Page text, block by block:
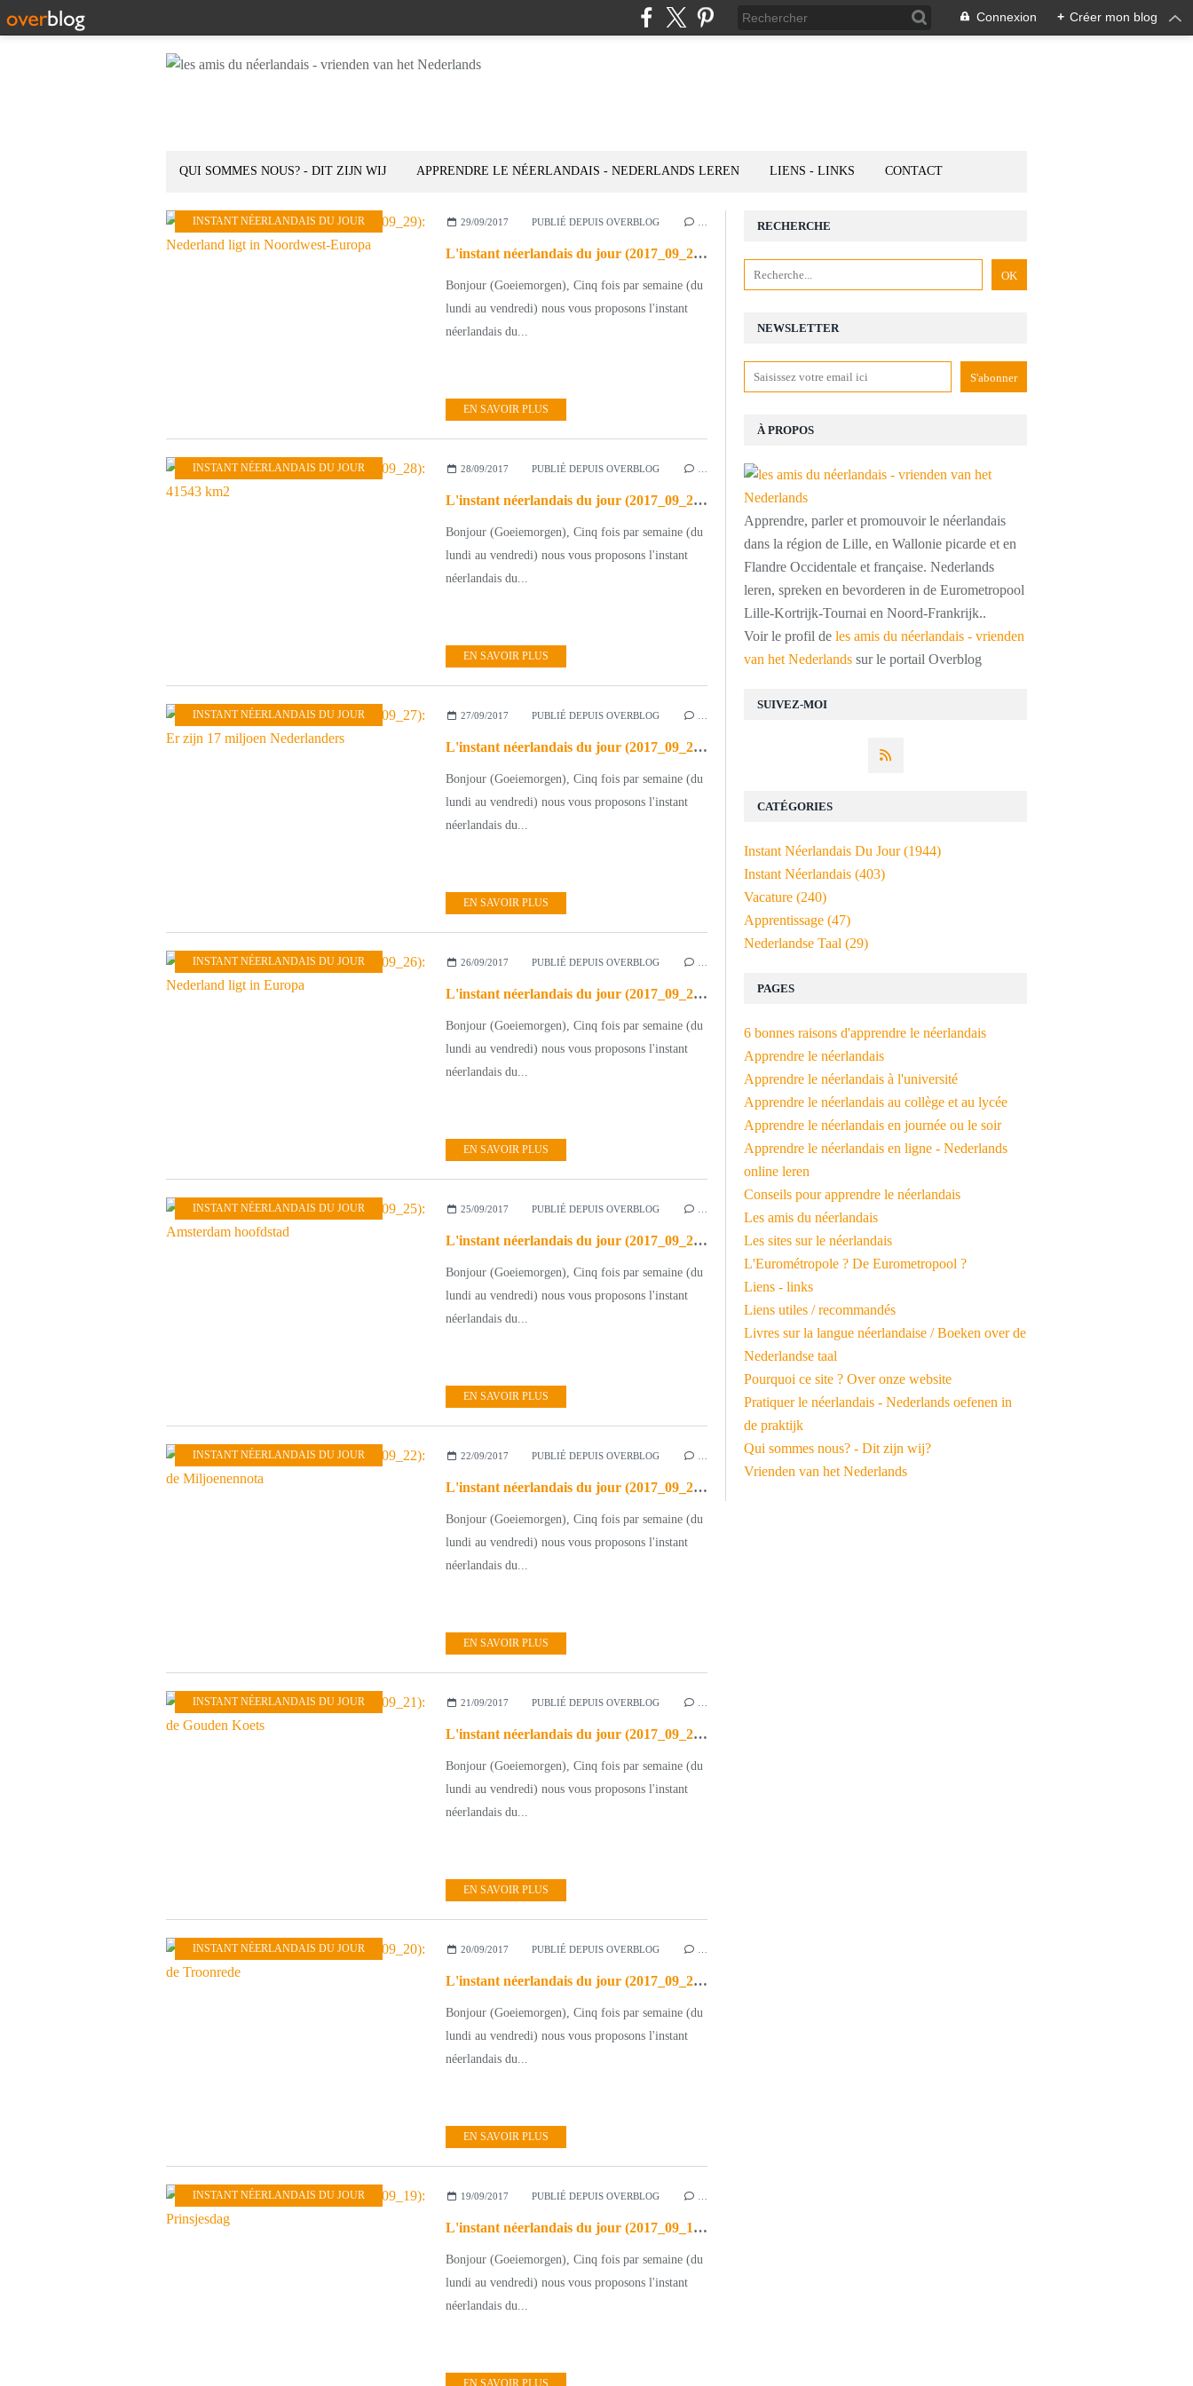
Connexion + Créer mon blog
QUI SOMMES NOUS? - DIT ZIJN WIJ APPRENDRE LE NÉERLANDAIS - NEDERLANDS LEREN LIENS - LINKS CONTACT
INSTANT NÉERLANDAIS DU JOUR 29/09/2017 PUBLIÉ DEPUIS OVERBLOG
L'instant néerlandais du jour (2017_09_29): Nederland ligt in Noordwest-Europa
Bonjour (Goeiemorgen), Cinq fois par semaine (du
lundi au vendredi) nous vous proposons l'instant
néerlandais du...
EN SAVOIR PLUS
INSTANT NÉERLANDAIS DU JOUR 28/09/2017 PUBLIÉ DEPUIS OVERBLOG
L'instant néerlandais du jour (2017_09_28): 41543 km2
Bonjour (Goeiemorgen), Cinq fois par semaine (du
lundi au vendredi) nous vous proposons l'instant
néerlandais du...
EN SAVOIR PLUS
INSTANT NÉERLANDAIS DU JOUR 27/09/2017 PUBLIÉ DEPUIS OVERBLOG
L'instant néerlandais du jour (2017_09_27): Er zijn 17 miljoen Nederlanders
Bonjour (Goeiemorgen), Cinq fois par semaine (du
lundi au vendredi) nous vous proposons l'instant
néerlandais du...
EN SAVOIR PLUS
INSTANT NÉERLANDAIS DU JOUR 26/09/2017 PUBLIÉ DEPUIS OVERBLOG
L'instant néerlandais du jour (2017_09_26): Nederland ligt in Europa
Bonjour (Goeiemorgen), Cinq fois par semaine (du
lundi au vendredi) nous vous proposons l'instant
néerlandais du...
EN SAVOIR PLUS
INSTANT NÉERLANDAIS DU JOUR 25/09/2017 PUBLIÉ DEPUIS OVERBLOG
L'instant néerlandais du jour (2017_09_25): Amsterdam hoofdstad
Bonjour (Goeiemorgen), Cinq fois par semaine (du
lundi au vendredi) nous vous proposons l'instant
néerlandais du...
EN SAVOIR PLUS
INSTANT NÉERLANDAIS DU JOUR 22/09/2017 PUBLIÉ DEPUIS OVERBLOG
L'instant néerlandais du jour (2017_09_22): de Miljoenennota
Bonjour (Goeiemorgen), Cinq fois par semaine (du
lundi au vendredi) nous vous proposons l'instant
néerlandais du...
EN SAVOIR PLUS
INSTANT NÉERLANDAIS DU JOUR 21/09/2017 PUBLIÉ DEPUIS OVERBLOG
L'instant néerlandais du jour (2017_09_21): de Gouden Koets
Bonjour (Goeiemorgen), Cinq fois par semaine (du
lundi au vendredi) nous vous proposons l'instant
néerlandais du...
EN SAVOIR PLUS
INSTANT NÉERLANDAIS DU JOUR 20/09/2017 PUBLIÉ DEPUIS OVERBLOG
L'instant néerlandais du jour (2017_09_20): de Troonrede
Bonjour (Goeiemorgen), Cinq fois par semaine (du
lundi au vendredi) nous vous proposons l'instant
néerlandais du...
EN SAVOIR PLUS
INSTANT NÉERLANDAIS DU JOUR 19/09/2017 PUBLIÉ DEPUIS OVERBLOG
L'instant néerlandais du jour (2017_09_19): Prinsjesdag
Bonjour (Goeiemorgen), Cinq fois par semaine (du
lundi au vendredi) nous vous proposons l'instant
néerlandais du...
EN SAVOIR PLUS
NEWSLETTER
SUIVEZ-MOI
RECHERCHE
À PROPOS
Apprendre, parler et promouvoir le néerlandais
dans la région de Lille, en Wallonie picarde et en
Flandre Occidentale et française. Nederlands
leren, spreken en bevorderen in de Eurometropool
Lille-Kortrijk-Tournai en Noord-Frankrijk..
Voir le profil de les amis du néerlandais - vrienden
van het Nederlands sur le portail Overblog
PAGES
6 bonnes raisons d'apprendre le néerlandais
Apprendre le néerlandais
Apprendre le néerlandais à l'université
Apprendre le néerlandais au collège et au lycée
Apprendre le néerlandais en journée ou le soir
Apprendre le néerlandais en ligne - Nederlands
online leren
Conseils pour apprendre le néerlandais
Les amis du néerlandais
Les sites sur le néerlandais
L'Eurométropole ? De Eurometropool ?
Liens - links
Liens utiles / recommandés
Livres sur la langue néerlandaise / Boeken over de
Nederlandse taal
Pourquoi ce site ? Over onze website
Pratiquer le néerlandais - Nederlands oefenen in
de praktijk
Qui sommes nous? - Dit zijn wij?
Vrienden van het Nederlands
CATÉGORIES
Instant Néerlandais Du Jour(1944)
Instant Néerlandais (403)
Vacature (240)
Apprentissage (47)
Nederlandse Taal (29)